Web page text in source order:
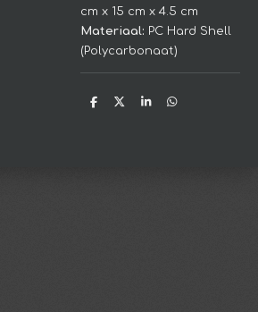
cm x 15 cm x 4.5 cm
Materiaal: PC Hard Shell
(Polycarbonaat)
D
D
S
D